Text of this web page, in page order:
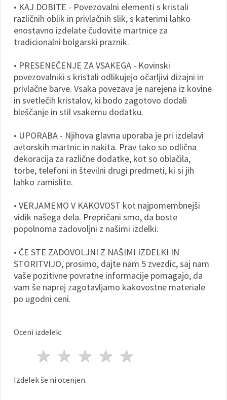
• KAJ DOBITE - Povezovalni elementi s kristali
različnih oblik in privlačnih slik, s katerimi lahko
enostavno izdelate čudovite martnice za
tradicionalni bolgarski praznik.
• PRESENEČENJE ZA VSAKEGA - Kovinski
povezovalniki s kristali odlikujejo očarljivi dizajni in
privlačne barve. Vsaka povezava je narejena iz kovine
in svetlečih kristalov, ki bodo zagotovo dodali
bleščanje in stil vsakemu dodatku.
• UPORABA - Njihova glavna uporaba je pri izdelavi
avtorskih martnic in nakita. Prav tako so odlična
dekoracija za različne dodatke, kot so oblačila,
torbe, telefoni in številni drugi predmeti, ki si jih
lahko zamislite.
• VERJAMEMO V KAKOVOST kot najpomembnejši
vidik našega dela. Prepričani smo, da boste
popolnoma zadovoljni z našimi izdelki.
• ČE STE ZADOVOLJNI Z NAŠIMI IZDELKI IN
STORITVIJO, prosimo, dajte nam 5 zvezdic, saj nam
vaše pozitivne povratne informacije pomagajo, da
vam še naprej zagotavljamo kakovostne materiale
po ugodni ceni.
Oceni izdelek:
4 zvezde
3 zvezde
2 zvezde
1 zvezda
Izdelek še ni ocenjen.